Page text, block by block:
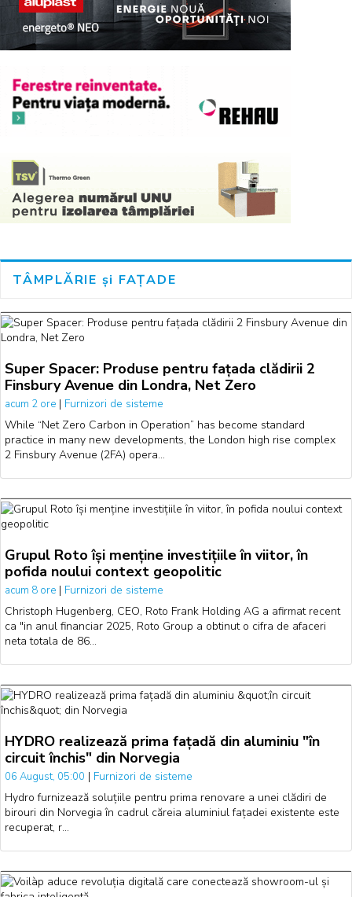
TÂMPLĂRIE și FAȚADE
Super Spacer: Produse pentru fațada clădirii 2
Finsbury Avenue din Londra, Net Zero
acum 2 ore | Furnizori de sisteme
While “Net Zero Carbon in Operation” has become standard
practice in many new developments, the London high rise complex
2 Finsbury Avenue (2FA) opera…
Grupul Roto își menține investițiile în viitor, în
pofida noului context geopolitic
acum 8 ore | Furnizori de sisteme
Christoph Hugenberg, CEO, Roto Frank Holding AG a afirmat recent
ca "in anul financiar 2025, Roto Group a obtinut o cifra de afaceri
neta totala de 86…
HYDRO realizează prima fațadă din aluminiu "în
circuit închis" din Norvegia
06 August, 05:00 | Furnizori de sisteme
Hydro furnizează soluțiile pentru prima renovare a unei clădiri de
birouri din Norvegia în cadrul căreia aluminiul fațadei existente este
recuperat, r…